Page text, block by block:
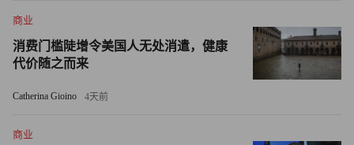
年推出的版本，最终都未获通过。
在联邦监管停滞不前之际，美国各州层面另一股趋势正在升
温：通过立法减少民众驾车出行。布鲁金斯学会
（Brookings Institution）研究发现，加利福尼亚州、明尼苏
达州、科罗拉多州和俄勒冈州如今已出台法律，要求交通部
商业
消费门槛陡增令美国人无处消遣，健康
代价随之而来
Catherina Gioino 4天前
商业